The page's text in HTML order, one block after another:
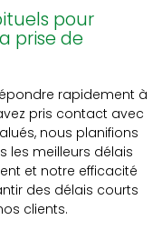
pour
prise de
rapidement à
pris contact avec
nous planifions
les meilleurs délais
et notre efficacité
des délais courts
clients.